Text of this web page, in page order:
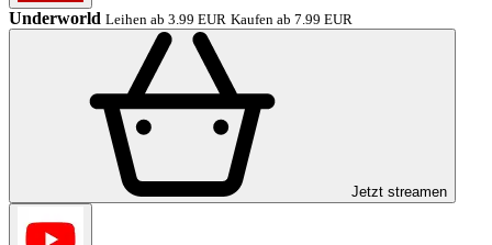
Underworld Leihen ab 3.99 EUR Kaufen ab 7.99 EUR
Jetzt streamen